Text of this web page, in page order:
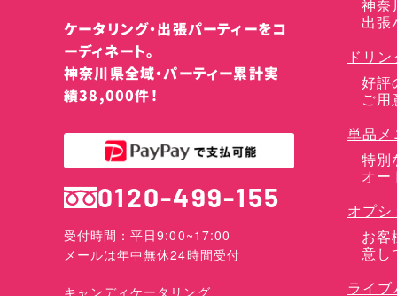
ケータリング・出張パーティーをコ
ーディネート。
神奈川県全域・パーティー累計実
績38,000件！
0120-499-155
受付時間：平日9:00~17:00
メールは年中無休24時間受付
キャンディケータリング
神奈
出張
ドリ
好評
ご
単品
特別
オ
オプ
お客
意し
ライ